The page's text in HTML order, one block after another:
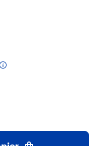
les systèmes de
encollage (DE), elle
fiabilité pour vos
à plat pour optimiser
par palette (1200 x 800